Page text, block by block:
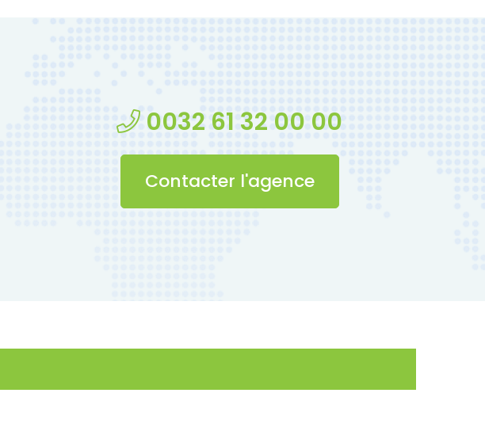
0032 61 32 00 00
Contacter l'agence